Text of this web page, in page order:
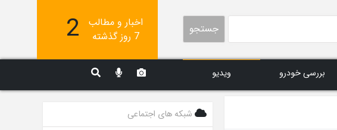
جستجو
اخبار و مطالب
7 روز گذشته
2
بررسی خودرو ویدیو
شبکه های اجتماعی